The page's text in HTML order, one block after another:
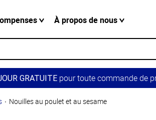
À propos de nous
GRATUITEpour toute commande de
Nouilles au poulet et au sesame